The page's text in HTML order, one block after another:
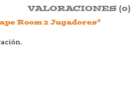
VALORACIONES (0)
Room 2 Jugadores”